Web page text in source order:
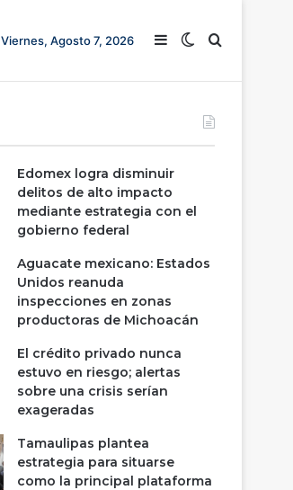
Viernes, Agosto 7, 2026 Barra lateral
Switch skin
Buscar
Edomex logra disminuir
delitos de alto impacto
mediante estrategia con el
gobierno federal
Aguacate mexicano: Estados
Unidos reanuda
inspecciones en zonas
productoras de Michoacán
El crédito privado nunca
estuvo en riesgo; alertas
sobre una crisis serían
exageradas
Tamaulipas plantea
estrategia para situarse
como la principal plataforma